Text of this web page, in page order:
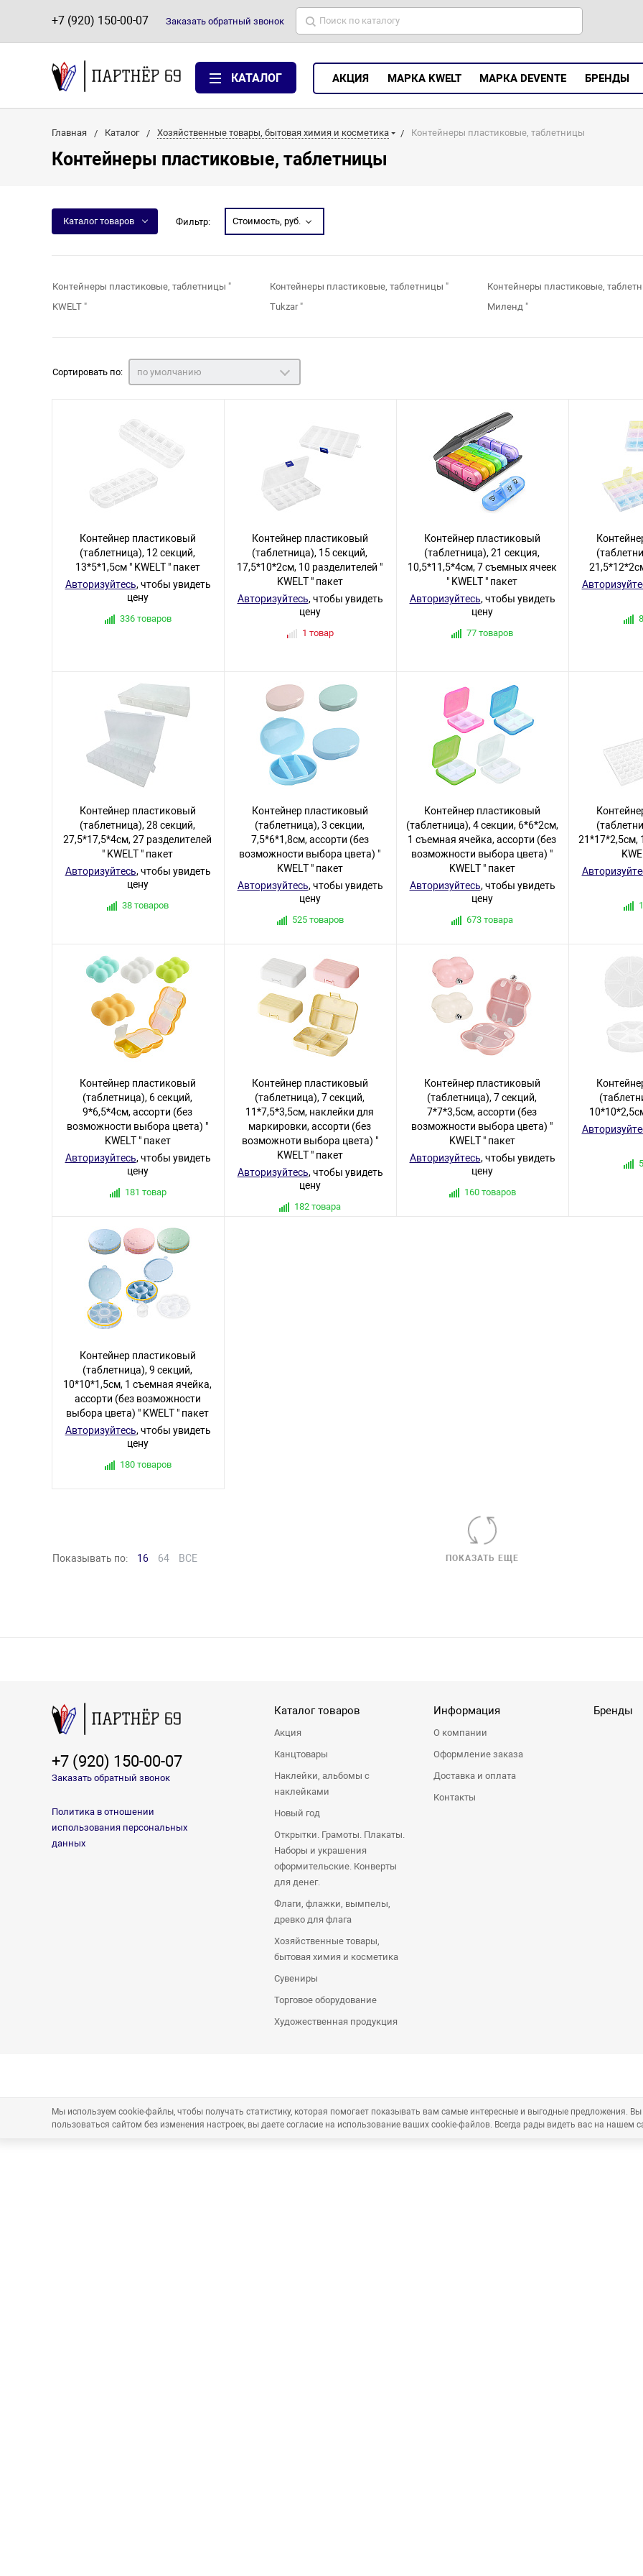
+7 (920) 150-00-07 Заказать обратный звонок
КАТАЛОГ АКЦИЯ МАРКА KWELT МАРКА DEVENTE БРЕНДЫ
Главная Каталог Хозяйственные товары, бытовая химия и косметика Контейнеры пластиковые, таблетницы
Контейнеры пластиковые, таблетницы
Каталог товаров Фильтр: Стоимость, руб.
Контейнеры пластиковые, таблетницы "
KWELT "
Контейнеры пластиковые, таблетницы "
Tukzar "
Контейнеры пластиковые,
Миленд "
Сортировать по: по умолчанию
Контейнер пластиковый
(таблетница), 12 секций,
13*5*1,5см " KWELT " пакет
Авторизуйтесь, чтобы увидеть
цену
336 товаров
Контейнер пластиковый
(таблетница), 15 секций,
17,5*10*2см, 10 разделителей "
KWELT " пакет
Авторизуйтесь, чтобы увидеть
цену
1 товар
Контейнер пластиковый
(таблетница), 21 секция,
10,5*11,5*4см, 7 съемных ячеек
" KWELT " пакет
Авторизуйтесь, чтобы увидеть
цену
77 товаров
Контейнер пластиковый
(таблетница), 28 секций,
27,5*17,5*4см, 27 разделителей
" KWELT " пакет
Авторизуйтесь, чтобы увидеть
цену
38 товаров
Контейнер пластиковый
(таблетница), 3 секции,
7,5*6*1,8см, ассорти (без
возможности выбора цвета) "
KWELT " пакет
Авторизуйтесь, чтобы увидеть
цену
525 товаров
Контейнер пластиковый
(таблетница), 4 секции, 6*6*2см,
1 съемная ячейка, ассорти (без
возможности выбора цвета) "
KWELT " пакет
Авторизуйтесь, чтобы увидеть
цену
673 товара
21*17*2,5см,
Контейнер пластиковый
(таблетница), 6 секций,
9*6,5*4см, ассорти (без
возможности выбора цвета) "
KWELT " пакет
Авторизуйтесь, чтобы увидеть
цену
181 товар
Контейнер пластиковый
(таблетница), 7 секций,
11*7,5*3,5см, наклейки для
маркировки, ассорти (без
возможноти выбора цвета) "
KWELT " пакет
Авторизуйтесь, чтобы увидеть
цену
182 товара
Контейнер пластиковый
(таблетница), 7 секций,
7*7*3,5см, ассорти (без
возможности выбора цвета) "
KWELT " пакет
Авторизуйтесь, чтобы увидеть
цену
160 товаров
Контейнер пластиковый
(таблетница), 9 секций,
10*10*1,5см, 1 съемная ячейка,
ассорти (без возможности
выбора цвета) " KWELT " пакет
Авторизуйтесь, чтобы увидеть
цену
180 товаров
Показывать по: 16 64 ВСЕ ПОКАЗАТЬ ЕЩЕ
+7 (920) 150-00-07
Заказать обратный звонок
Политика в отношении
использования персональных
данных
Каталог товаров
Акция
Канцтовары
Наклейки, альбомы с
наклейками
Новый год
Открытки. Грамоты. Плакаты.
Наборы и украшения
оформительские. Конверты
для денег.
Флаги, флажки, вымпелы,
древко для флага
Хозяйственные товары,
бытовая химия и косметика
Сувениры
Торговое оборудование
Художественная продукция
Информация
О компании
Оформление заказа
Доставка и оплата
Контакты
Бренды
Мы используем cookie-файлы, чтобы получать статистику, которая помогает показывать вам самые интересные и выгодные предложения.
пользоваться сайтом без изменения настроек, вы даете согласие на использование ваших cookie-файлов. Всегда рады видеть вас на нашем